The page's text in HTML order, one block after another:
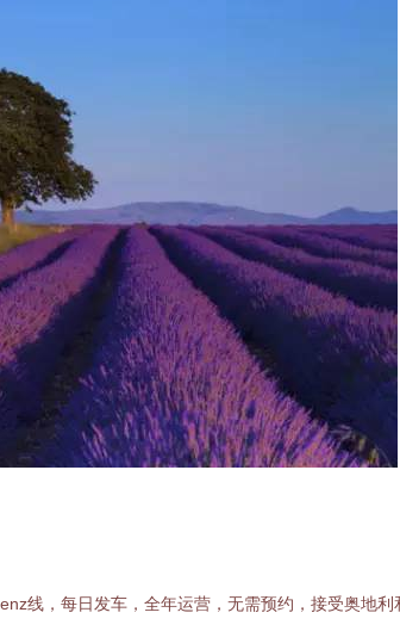
线，每日发车，全年运营，无需预约，接受奥地利